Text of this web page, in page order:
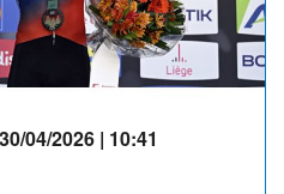
04/2026 | 10:41